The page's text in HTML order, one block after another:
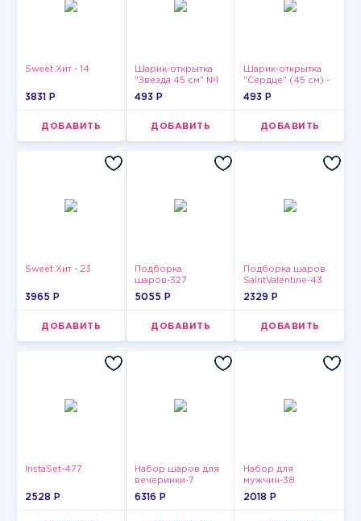
Sweet Хит - 14
3831 P
ДОБАВИТЬ
Шарик-открытка
"Звезда 45 см" №1
493 P
ДОБАВИТЬ
Шарик-открытка
"Сердце" (45 см) -
2
493 P
ДОБАВИТЬ
Sweet Хит - 23
3965 P
ДОБАВИТЬ
Подборка
шаров-327
5055 P
ДОБАВИТЬ
Подборка шаров
SaintValentine-43
2329 P
ДОБАВИТЬ
InstaSet-477
2528 P
Набор шаров для
вечеринки-7
6316 P
Набор для
мужчин-38
2018 P